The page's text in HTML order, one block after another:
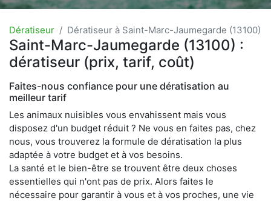
Dératiseur Dératiseur à Saint-Marc-Jaumegarde (13100)
Saint-Marc-Jaumegarde (13100) :
dératiseur (prix, tarif, coût)
Faites-nous confiance pour une dératisation au
meilleur tarif
Les animaux nuisibles vous envahissent mais vous
disposez d'un budget réduit ? Ne vous en faites pas, chez
nous, vous trouverez la formule de dératisation la plus
adaptée à votre budget et à vos besoins.
La santé et le bien-être se trouvent être deux choses
essentielles qui n'ont pas de prix. Alors faites le
nécessaire pour garantir à vous et à vos proches, une vie